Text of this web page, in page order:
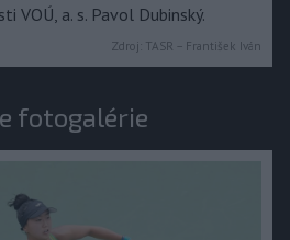
VOÚ, a. s. Pavol Dubinský.
Zdroj: TASR – František Iván
fotogalérie